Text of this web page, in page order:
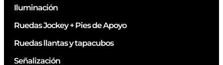
Iluminación
Ruedas Jockey + Pies de Apoyo
Ruedas llantas y tapacubos
Señalización